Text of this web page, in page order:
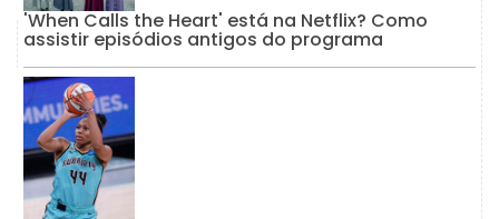
'When Calls the Heart' está na Netflix? Como
assistir episódios antigos do programa